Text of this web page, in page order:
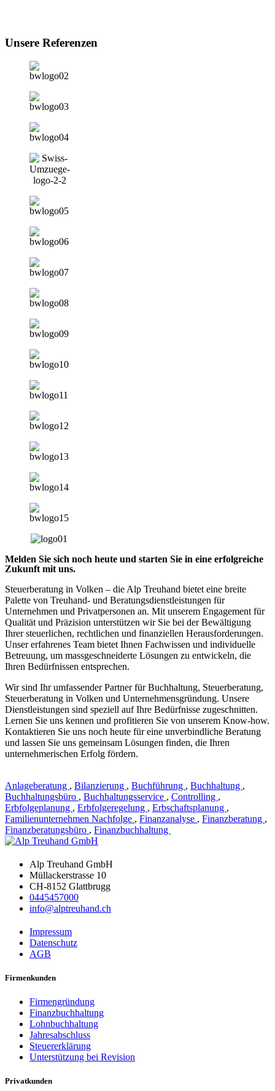
Unsere Referenzen
Melden Sie sich noch heute und starten Sie in eine erfolgreiche
Zukunft mit uns.
Steuerberatung in Volken – die Alp Treuhand bietet eine breite
Palette von Treuhand- und Beratungsdienstleistungen für
Unternehmen und Privatpersonen an. Mit unserem Engagement für
Qualität und Präzision unterstützen wir Sie bei der Bewältigung
Ihrer steuerlichen, rechtlichen und finanziellen Herausforderungen.
Unser erfahrenes Team bietet Ihnen Fachwissen und individuelle
Betreuung, um massgeschneiderte Lösungen zu entwickeln, die
Ihren Bedürfnissen entsprechen.
Wir sind Ihr umfassender Partner für Buchhaltung, Steuerberatung,
Steuerberatung in Volken und Unternehmensgründung. Unsere
Dienstleistungen sind speziell auf Ihre Bedürfnisse zugeschnitten.
Lernen Sie uns kennen und profitieren Sie von unserem Know-how.
Kontaktieren Sie uns noch heute für eine unverbindliche Beratung
und lassen Sie uns gemeinsam Lösungen finden, die Ihren
unternehmerischen Erfolg fördern.
Anlageberatung , Bilanzierung , Buchführung , Buchhaltung ,
Buchhaltungsbüro , Buchhaltungsservice , Controlling ,
Erbfolgeplanung , Erbfolgeregelung , Erbschaftsplanung ,
Familienunternehmen Nachfolge , Finanzanalyse , Finanzberatung ,
Finanzberatungsbüro , Finanzbuchhaltung
Alp Treuhand GmbH
Müllackerstrasse 10
CH-8152 Glattbrugg
0445457000
info@alptreuhand.ch
Impressum
Datenschutz
AGB
Firmenkunden
Firmengründung
Finanzbuchhaltung
Lohnbuchhaltung
Jahresabschluss
Steuererklärung
Unterstützung bei Revision
Privatkunden